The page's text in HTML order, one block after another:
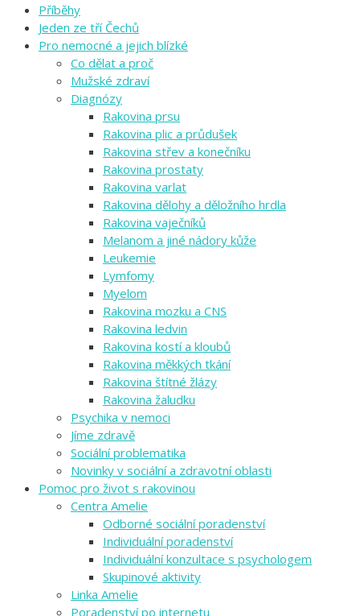
Příběhy
Jeden ze tří Čechů
Pro nemocné a jejich blízké
Co dělat a proč
Mužské zdraví
Diagnózy
Rakovina prsu
Rakovina plic a průdušek
Rakovina střev a konečníku
Rakovina prostaty
Rakovina varlat
Rakovina dělohy a děložního hrdla
Rakovina vaječníků
Melanom a jiné nádory kůže
Leukemie
Lymfomy
Myelom
Rakovina mozku a CNS
Rakovina ledvin
Rakovina kostí a kloubů
Rakovina měkkých tkání
Rakovina štítné žlázy
Rakovina žaludku
Psychika v nemoci
Jíme zdravě
Sociální problematika
Novinky v sociální a zdravotní oblasti
Pomoc pro život s rakovinou
Centra Amelie
Odborné sociální poradenství
Individuální poradenství
Individuální konzultace s psychologem
Skupinové aktivity
Linka Amelie
Poradenství po internetu